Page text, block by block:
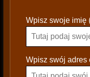
l
a
s
Wpisz swoje imię
Wpisz swój adres